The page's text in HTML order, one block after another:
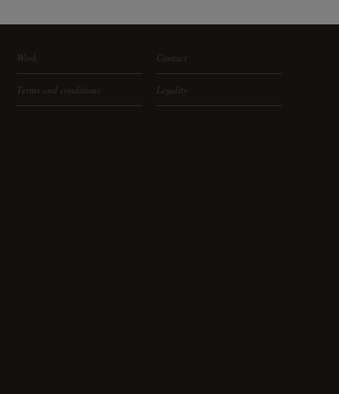
Work Contact
Terms and conditions Legality